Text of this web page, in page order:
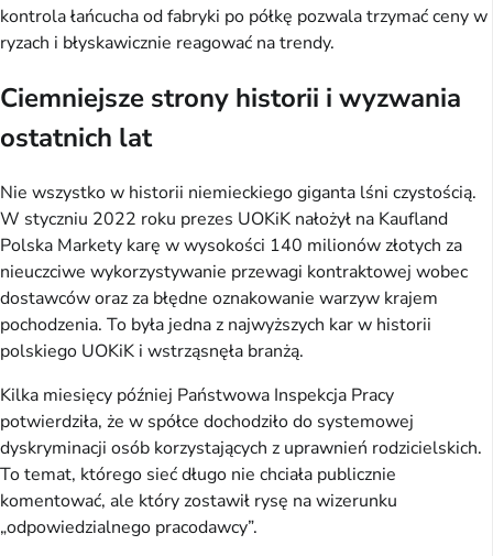
kontrola łańcucha od fabryki po półkę pozwala trzymać ceny w
ryzach i błyskawicznie reagować na trendy.
Ciemniejsze strony historii i wyzwania
ostatnich lat
Nie wszystko w historii niemieckiego giganta lśni czystością.
W styczniu 2022 roku prezes UOKiK nałożył na Kaufland
Polska Markety karę w wysokości 140 milionów złotych za
nieuczciwe wykorzystywanie przewagi kontraktowej wobec
dostawców oraz za błędne oznakowanie warzyw krajem
pochodzenia. To była jedna z najwyższych kar w historii
polskiego UOKiK i wstrząsnęła branżą.
Kilka miesięcy później Państwowa Inspekcja Pracy
potwierdziła, że w spółce dochodziło do systemowej
dyskryminacji osób korzystających z uprawnień rodzicielskich.
To temat, którego sieć długo nie chciała publicznie
komentować, ale który zostawił rysę na wizerunku
„odpowiedzialnego pracodawcy”.